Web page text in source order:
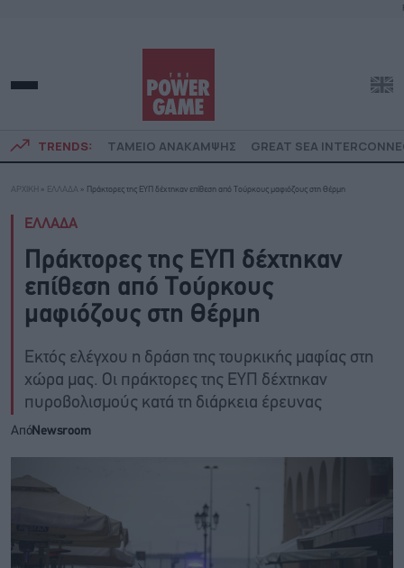
TRENDS: ΤΑΜΕΙΟ ΑΝΑΚΑΜΨΗΣ GREAT SEA
ΑΡΧΙΚΗ » ΕΛΛΑΔΑ » Πράκτορες της ΕΥΠ δέχτηκαν επίθεση από Τούρκους μαφιόζους στη Θέρμη
ΕΛΛΑΔΑ
Πράκτορες της ΕΥΠ δέχτηκαν
επίθεση από Τούρκους
μαφιόζους στη Θέρμη
Εκτός ελέγχου η δράση της τουρκικής μαφίας στη
χώρα μας. Οι πράκτορες της ΕΥΠ δέχτηκαν
πυροβολισμούς κατά τη διάρκεια έρευνας
ΑπόNewsroom